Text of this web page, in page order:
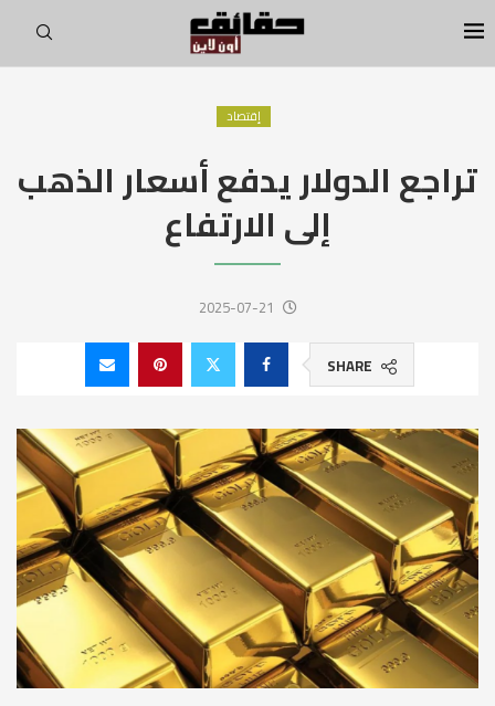
إقتصاد
تراجع الدولار يدفع أسعار الذهب
إلى الارتفاع
2025-07-21
SHARE